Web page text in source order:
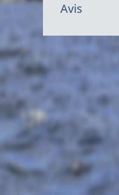
Avis